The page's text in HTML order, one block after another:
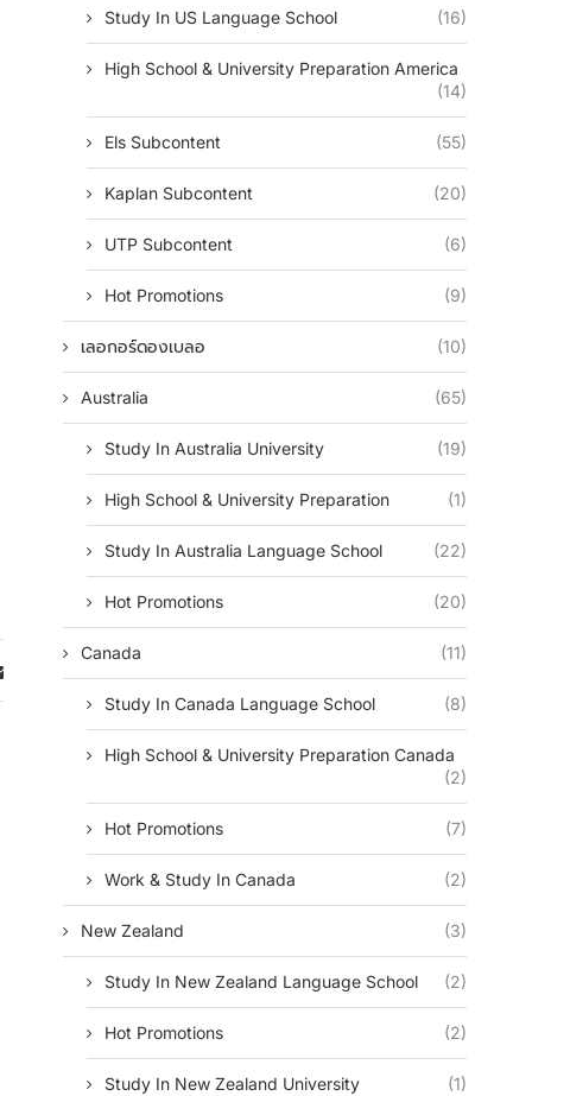
Study In US Language School (16)
High School & University Preparation America
(14)
Els Subcontent (55)
Kaplan Subcontent (20)
UTP Subcontent (6)
Hot Promotions (9)
เลอกอร์ดองเบลอ (10)
Australia (65)
Study In Australia University (19)
High School & University Preparation (1)
Study In Australia Language School (22)
Hot Promotions (20)
Canada (11)
Study In Canada Language School (8)
High School & University Preparation Canada
(2)
Hot Promotions (7)
Work & Study In Canada (2)
New Zealand (3)
Study In New Zealand Language School (2)
Hot Promotions (2)
Study In New Zealand University (1)